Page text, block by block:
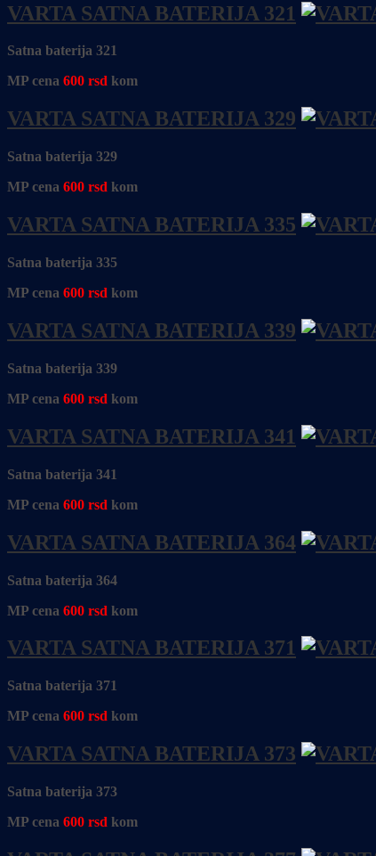
VARTA SATNA BATERIJA 321
Satna baterija 321
MP cena 600 rsd kom
VARTA SATNA BATERIJA 329
Satna baterija 329
MP cena 600 rsd kom
VARTA SATNA BATERIJA 335
Satna baterija 335
MP cena 600 rsd kom
VARTA SATNA BATERIJA 339
Satna baterija 339
MP cena 600 rsd kom
VARTA SATNA BATERIJA 341
Satna baterija 341
MP cena 600 rsd kom
VARTA SATNA BATERIJA 364
Satna baterija 364
MP cena 600 rsd kom
VARTA SATNA BATERIJA 371
Satna baterija 371
MP cena 600 rsd kom
VARTA SATNA BATERIJA 373
Satna baterija 373
MP cena 600 rsd kom